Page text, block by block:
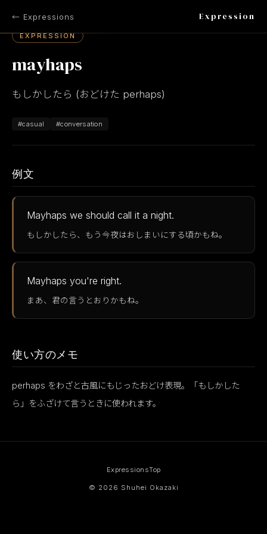
← Expressions Expression
EXPRESSION
mayhaps
もしかしたら (おどけた perhaps)
#casual #conversation
例文
Mayhaps we should call it a night.
もしかしたら、もう今夜はおしまいにする頃かもね。
Mayhaps you're right.
まあ、君の言うとおりかもね。
使い方のメモ
perhaps をわざと古風にもじったおどけ表現。「もしかした
ら」をふざけて言うときに使われます。
ExpressionsTop
© 2026 Shuhei Okazaki